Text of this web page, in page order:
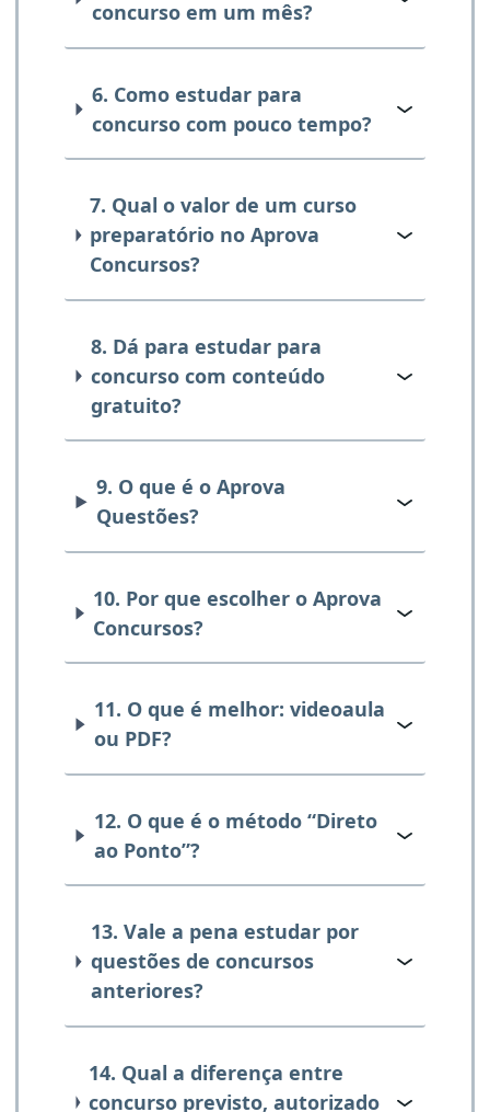
concurso em um mês?
6. Como estudar para
concurso com pouco tempo?
7. Qual o valor de um curso
preparatório no Aprova
Concursos?
8. Dá para estudar para
concurso com conteúdo
gratuito?
9. O que é o Aprova
Questões?
10. Por que escolher o Aprova
Concursos?
11. O que é melhor: videoaula
ou PDF?
12. O que é o método “Direto
ao Ponto”?
13. Vale a pena estudar por
questões de concursos
anteriores?
14. Qual a diferença entre
concurso previsto, autorizado